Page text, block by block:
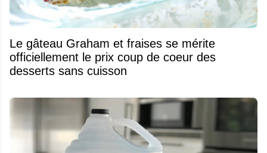
Le gâteau Graham et fraises se mérite
officiellement le prix coup de coeur des
desserts sans cuisson